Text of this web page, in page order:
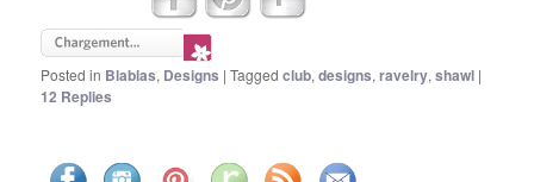
Posted in Blablas, Designs |Tagged club,designs,ravelry,shawl |
12 Replies